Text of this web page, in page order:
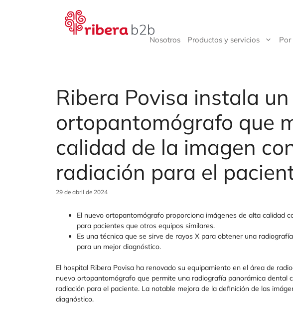
Nosotros Productos y servicios
Ribera Povisa instala
ortopantomógrafo que
calidad de la imagen
radiación para el
29 de abril de 2024
El nuevo ortopantomógrafo proporciona imágenes de alta calidad
para pacientes que otros equipos similares.
Es una técnica que se sirve de rayos X para obtener una
para un mejor diagnóstico.
El hospital Ribera Povisa ha renovado su equipamiento en el área de
nuevo ortopantomógrafo que permite una radiografía panorámica dental
radiación para el paciente. La notable mejora de la definición de las
diagnóstico.